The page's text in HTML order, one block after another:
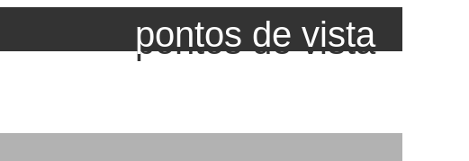
pontos de vista